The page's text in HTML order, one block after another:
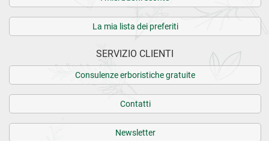
La mia lista dei preferiti
SERVIZIO CLIENTI
Consulenze erboristiche gratuite
Contatti
Newsletter